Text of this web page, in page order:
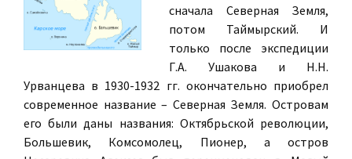
сначала Северная Земля,
потом Таймырский. И
только после экспедиции
Г.А. Ушакова и Н.Н.
Урванцева в 1930-1932 гг. окончательно приобрел
современное название – Северная Земля. Островам
его были даны названия: Октябрьской революции,
Большевик, Комсомолец, Пионер, а остров